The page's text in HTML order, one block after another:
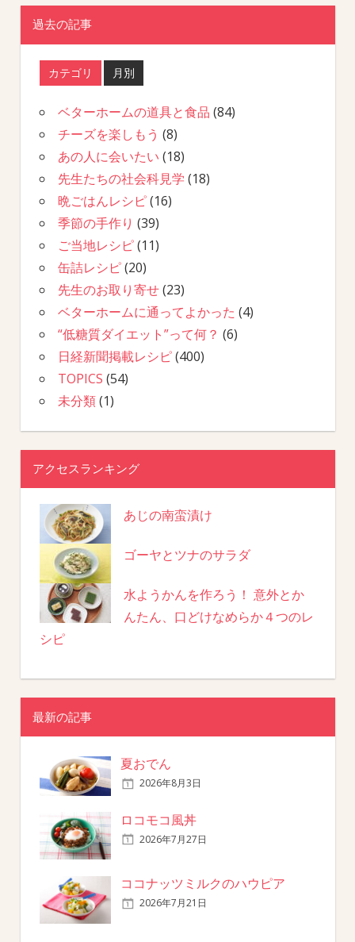
過去の記事
カテゴリ 月別
ベターホームの道具と食品 (84)
チーズを楽しもう (8)
あの人に会いたい (18)
先生たちの社会科見学 (18)
晩ごはんレシピ(16)
季節の手作り (39)
ご当地レシピ(11)
缶詰レシピ(20)
先生のお取り寄せ(23)
ベターホームに通ってよかった (4)
“低糖質ダイエット”って何？ (6)
日経新聞掲載レシピ(400)
TOPICS (54)
未分類(1)
アクセスランキング
あじの南蛮漬け
ゴーヤとツナのサラダ
水ようかんを作ろう！ 意外とか
んたん、口どけなめらか４つのレ
シピ
最新の記事
夏おでん
2026年8月3日
ロコモコ風丼
2026年7月27日
ココナッツミルクのハウピア
2026年7月21日